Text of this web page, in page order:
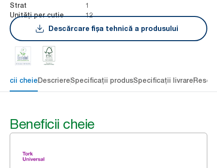
Strat 1
Unități per cutie
12
Descărcare fișa tehnică a produsului
cheieDescriereSpecificații produsSpecificații livrare
Beneficii cheie